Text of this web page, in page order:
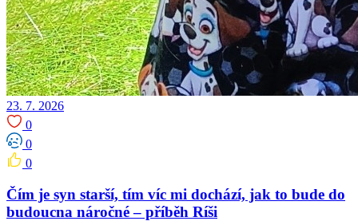
23. 7. 2026
0
0
0
Čím je syn starší, tím víc mi dochází, jak to bude do
budoucna náročné – příběh Ríši